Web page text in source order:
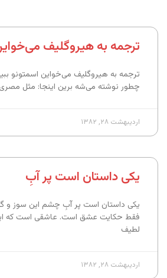
ترجمه به هیروگلیف
ترجمه به هیروگلیف می‌خواین اسمتونو
چطور نوشته می‌شه برین اینجا: مثل
اردیبهشت ۲۸, ۱۳۸۲
یکی داستان است پر آبِ
یکی داستان است پر آبِ چشم این سوز و
فقط حکایت عشق است. عاشقی است که
لطیف
اردیبهشت ۲۸, ۱۳۸۲